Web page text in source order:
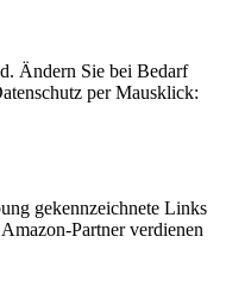
Ändern Sie bei Bedarf
per Mausklick:
gekennzeichnete Links
Partner verdienen